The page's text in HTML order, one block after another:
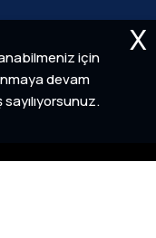
için
devam
X